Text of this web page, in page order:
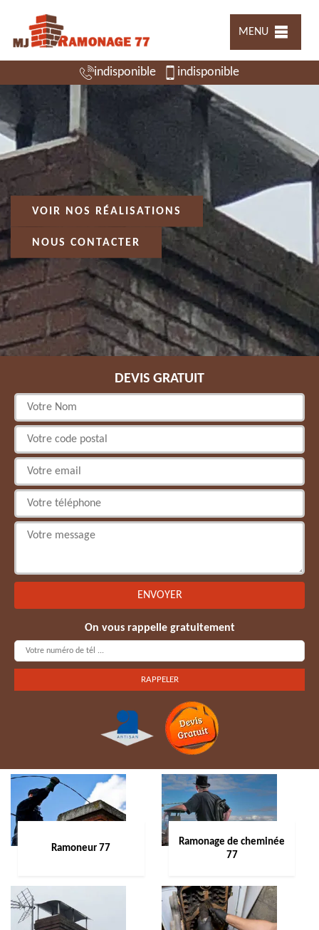
MENU
indisponible indisponible
VOIR NOS RÉALISATIONS
NOUS CONTACTER
DEVIS GRATUIT
On vous rappelle gratuitement
Ramoneur 77
Ramonage de cheminée
77